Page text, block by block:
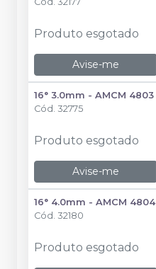
Produto esgotado
Avise-me
16° 3.0mm - AMCM 4803
Cód. 32775
Produto esgotado
Avise-me
16° 4.0mm - AMCM 4804
Cód. 32180
Produto esgotado